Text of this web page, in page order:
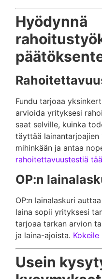
Hyödynnä
Fundu tarjoaa
arvioida yrityksesi
saat selville, kuinka
täyttää
mihinkään ja antaa
rahoitettavuustestiä
OP:n
OP:n lainalaskuri
laina sopii yrityksesi
tarjoaa tarkan arvion
ja laina-ajoista. Kokeile
Usein